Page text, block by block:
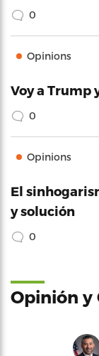
0
Opinions
Voy a Trump
0
Opinions
El
y solución
0
Opinión y